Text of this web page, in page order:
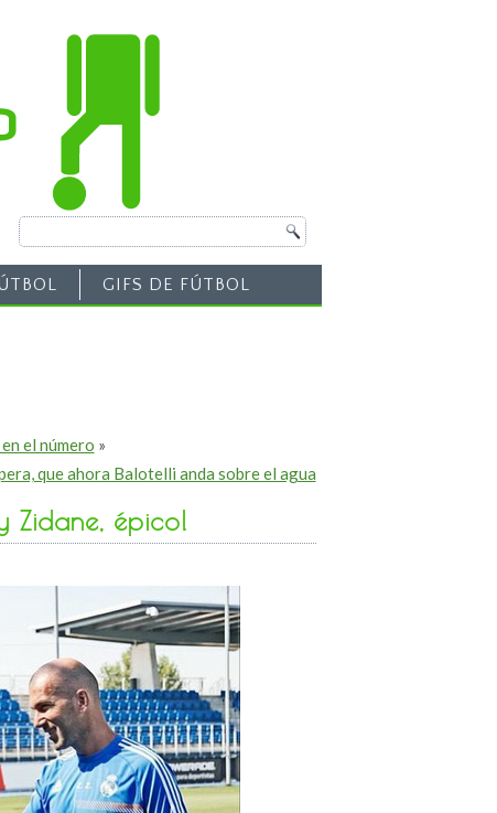
GIFS DE FÚTBOL
el número »
que ahora Balotelli anda sobre el agua
Zidane, épico!